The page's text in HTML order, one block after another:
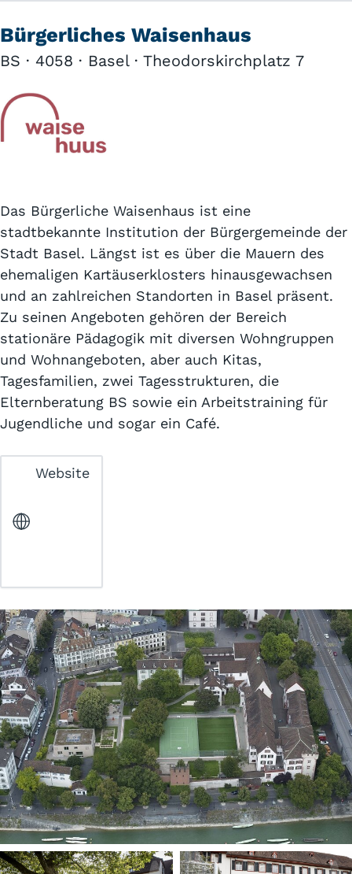
Bürgerliches Waisenhaus
BS · 4058 · Basel · Theodorskirchplatz 7
Das Bürgerliche Waisenhaus ist eine
stadtbekannte Institution der Bürgergemeinde der
Stadt Basel. Längst ist es über die Mauern des
ehemaligen Kartäuserklosters hinausgewachsen
und an zahlreichen Standorten in Basel präsent.
Zu seinen Angeboten gehören der Bereich
stationäre Pädagogik mit diversen Wohngruppen
und Wohnangeboten, aber auch Kitas,
Tagesfamilien, zwei Tagesstrukturen, die
Elternberatung BS sowie ein Arbeitstraining für
Jugendliche und sogar ein Café.
Website